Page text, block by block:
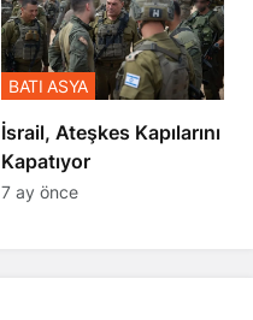
İsrail, Ateşkes Kapılarını
Kapatıyor
BATI ASYA
7 ay önce